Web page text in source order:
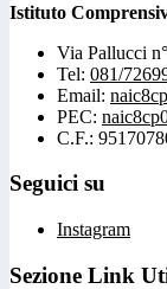
Istituto
Via Pallucci
Tel: 081/
Email:
PEC:
C.F.:
Seguici su
Instagram
Sezione Link